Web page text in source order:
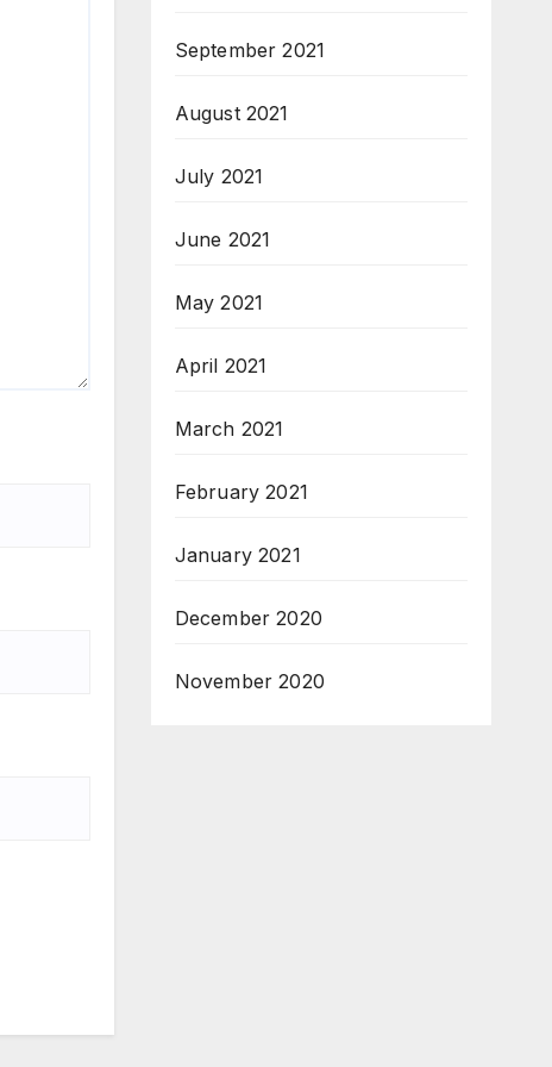
September 2021
August 2021
July 2021
June 2021
May 2021
April 2021
March 2021
February 2021
January 2021
December 2020
November 2020